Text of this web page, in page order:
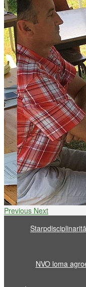
Previous Next
NVO loma